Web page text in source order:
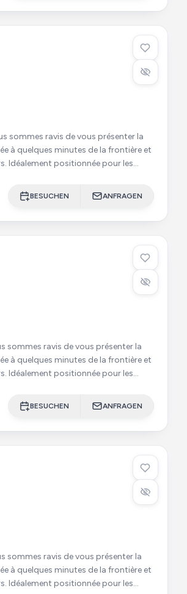
à quelques minutes de la frontière et
Idéalement positionnée pour les
BESUCHEN ANFRAGEN
à quelques minutes de la frontière et
Idéalement positionnée pour les
BESUCHEN ANFRAGEN
à quelques minutes de la frontière et
Idéalement positionnée pour les